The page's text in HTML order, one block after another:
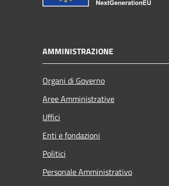
AMMINISTRAZIONE
Organi di Governo
Aree Amministrative
Uffici
Enti e fondazioni
Politici
Personale Amministrativo